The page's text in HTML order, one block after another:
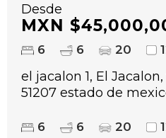
Desde
MXN
6 6 20
el jacalon 1, El
51207 estado de
6 6 20